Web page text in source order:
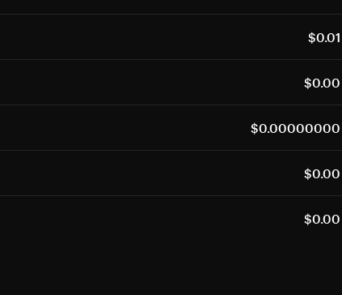
$0.01
$0.00
$0.00000000
$0.00
$0.00